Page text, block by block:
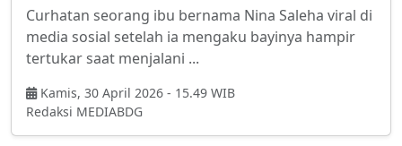
Curhatan seorang ibu bernama Nina Saleha viral di
media sosial setelah ia mengaku bayinya hampir
tertukar saat menjalani ...
Kamis, 30 April 2026 - 15.49 WIB
Redaksi MEDIABDG